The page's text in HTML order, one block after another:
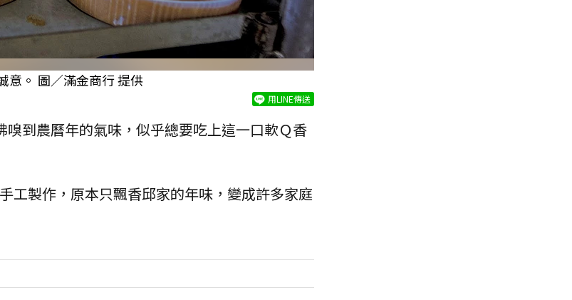
意。 圖／滿金商行 提供
用LINE傳送
到農曆年的氣味，似乎總要吃上這一口軟Ｑ香
工製作，原本只飄香邱家的年味，變成許多家庭